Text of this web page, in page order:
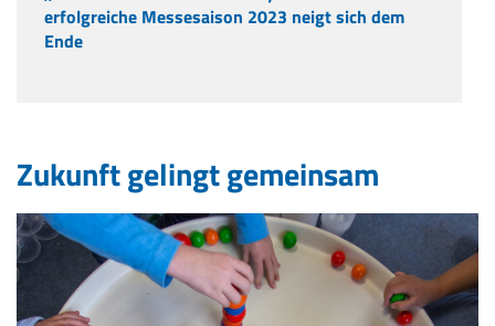
erfolgreiche Messesaison 2023 neigt sich dem
Ende
Zukunft gelingt gemeinsam